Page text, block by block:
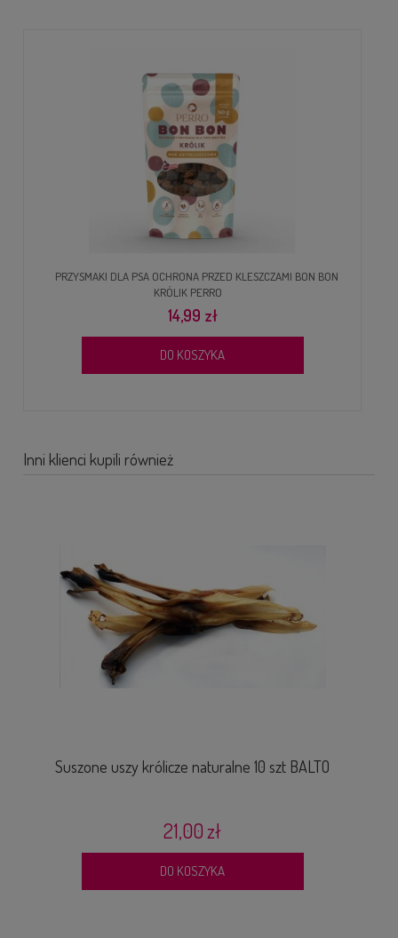
PRZYSMAKI DLA PSA OCHRONA PRZED KLESZCZAMI BON BON
KRÓLIK PERRO
14,99 zł
DO KOSZYKA
Inni klienci kupili również
Suszone uszy królicze naturalne 10 szt BALTO
21,00 zł
DO KOSZYKA